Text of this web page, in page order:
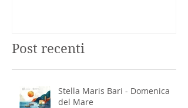
Post recenti
Stella Maris Bari - Domenica
del Mare